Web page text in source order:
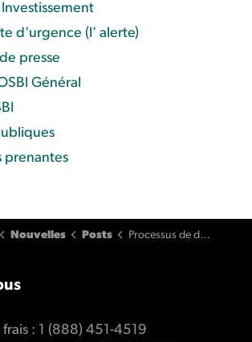
d'urgence (l' alerte)
presse
Général
prenantes
Nouvelles Posts Processus de détermination de la convenance et d’évaluation des pertes en matière d’investissement (2012)
frais : 1 (888) 451-4519